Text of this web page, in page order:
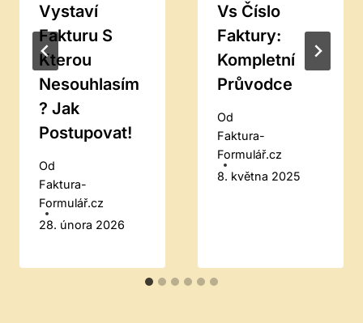
Vystaví
Fakturu S
Kterou
Nesouhlasím
? Jak
Postupovat!
Od
Faktura-
Formulář.cz
28. února 2026
Vs Číslo
Faktury:
Kompletní
Průvodce
Od
Faktura-
Formulář.cz
8. května 2025